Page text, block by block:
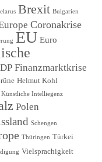
Brexit Bulgarien
Coronakrise
EU Euro
Finanzmarktkrise
Helmut Kohl
Künstliche Intelliegenz
Polen
Schengen
Thüringen Türkei
Vielsprachigkeit